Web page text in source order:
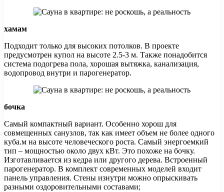
хамам
Подходит только для высоких потолков. В проекте
предусмотрен купол на высоте 2.5-3 м. Также понадобится
система подогрева пола, хорошая вытяжка, канализация,
водопровод внутри и парогенератор.
бочка
Самый компактный вариант. Особенно хорош для
совмещенных санузлов, так как имеет объем не более одного
куба.м на высоте человеческого роста. Самый энергоемкий
тип – мощностью около двух кВт. Это похоже на бочку.
Изготавливается из кедра или другого дерева. Встроенный
парогенератор. В комплект современных моделей входит
панель управления. Стены изнутри можно опрыскивать
разными оздоровительными составами;